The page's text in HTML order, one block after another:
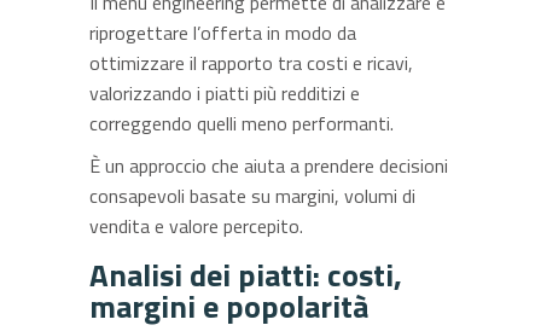
riprogettare l’offerta in modo da
ottimizzare il rapporto tra costi e ricavi,
valorizzando i piatti più redditizi e
correggendo quelli meno performanti.
È un approccio che aiuta a prendere decisioni
consapevoli basate su margini, volumi di
vendita e valore percepito.
Analisi dei piatti: costi,
margini e popolarità